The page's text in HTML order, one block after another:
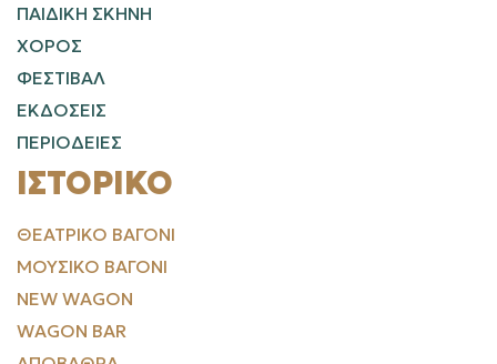
ΠΑΙΔΙΚΗ ΣΚΗΝΗ
ΧΟΡΟΣ
ΦΕΣΤΙΒΑΛ
ΕΚΔΟΣΕΙΣ
ΠΕΡΙΟΔΕΙΕΣ
ΙΣΤΟΡΙΚΌ
ΘΕΑΤΡΙΚΌ ΒΑΓΌΝΙ
ΜΟΥΣΙΚΌ ΒΑΓΌΝΙ
NEW WAGON
WAGON BAR